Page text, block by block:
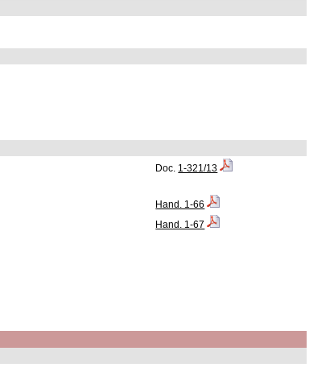
Doc. 1-321/13
Hand. 1-66
Hand. 1-67